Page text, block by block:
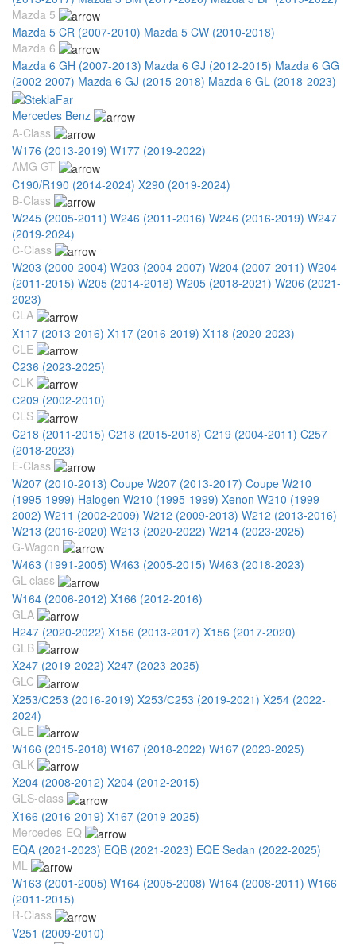
Mazda 5
Mazda 5 CR (2007-2010) Mazda 5 CW (2010-2018)
Mazda 6
Mazda 6 GH (2007-2013) Mazda 6 GJ (2012-2015) Mazda 6 GG
(2002-2007) Mazda 6 GJ (2015-2018) Mazda 6 GL (2018-2023)
Mercedes Benz
A-Class
W176 (2013-2019) W177 (2019-2022)
AMG GT
C190/R190 (2014-2024) X290 (2019-2024)
B-Class
W245 (2005-2011) W246 (2011-2016) W246 (2016-2019) W247
(2019-2024)
C-Class
W203 (2000-2004) W203 (2004-2007) W204 (2007-2011) W204
(2011-2015) W205 (2014-2018) W205 (2018-2021) W206 (2021-
2023)
CLA
X117 (2013-2016) X117 (2016-2019) X118 (2020-2023)
CLE
C236 (2023-2025)
CLK
С209 (2002-2010)
CLS
C218 (2011-2015) C218 (2015-2018) C219 (2004-2011) C257
(2018-2023)
E-Class
W207 (2010-2013) Coupe W207 (2013-2017) Coupe W210
(1995-1999) Halogen W210 (1995-1999) Xenon W210 (1999-
2002) W211 (2002-2009) W212 (2009-2013) W212 (2013-2016)
W213 (2016-2020) W213 (2020-2022) W214 (2023-2025)
G-Wagon
W463 (1991-2005) W463 (2005-2015) W463 (2018-2023)
GL-class
W164 (2006-2012) X166 (2012-2016)
GLA
H247 (2020-2022) X156 (2013-2017) X156 (2017-2020)
GLB
X247 (2019-2022) X247 (2023-2025)
GLC
X253/С253 (2016-2019) X253/С253 (2019-2021) X254 (2022-
2024)
GLE
W166 (2015-2018) W167 (2018-2022) W167 (2023-2025)
GLK
X204 (2008-2012) X204 (2012-2015)
GLS-class
X166 (2016-2019) X167 (2019-2025)
Mercedes-EQ
EQA (2021-2023) EQB (2021-2023) EQE Sedan (2022-2025)
ML
W163 (2001-2005) W164 (2005-2008) W164 (2008-2011) W166
(2011-2015)
R-Class
V251 (2009-2010)